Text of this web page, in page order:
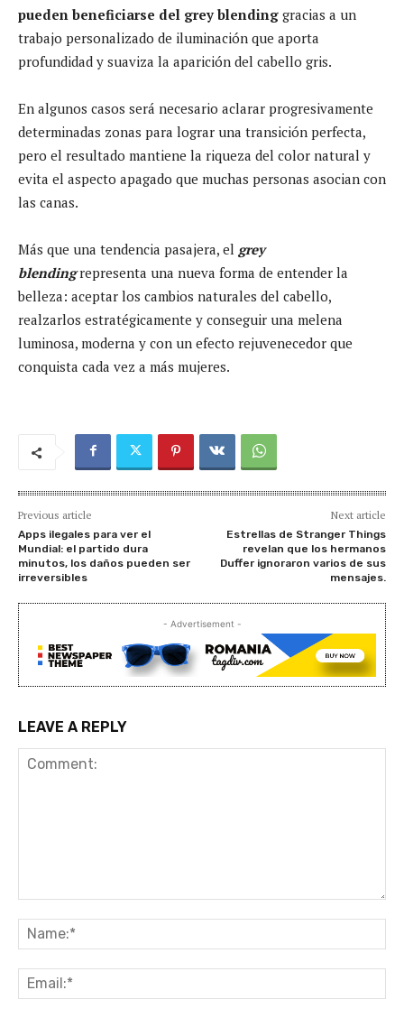
pueden beneficiarse del grey blending gracias a un
trabajo personalizado de iluminación que aporta
profundidad y suaviza la aparición del cabello gris.
En algunos casos será necesario aclarar progresivamente
determinadas zonas para lograr una transición perfecta,
pero el resultado mantiene la riqueza del color natural y
evita el aspecto apagado que muchas personas asocian con
las canas.
Más que una tendencia pasajera, el grey
blendingrepresenta una nueva forma de entender la
belleza: aceptar los cambios naturales del cabello,
realzarlos estratégicamente y conseguir una melena
luminosa, moderna y con un efecto rejuvenecedor que
conquista cada vez a más mujeres.
Previous article
Apps ilegales para ver el
Mundial: el partido dura
minutos, los daños pueden ser
irreversibles
Next article
Estrellas de Stranger Things
revelan que los hermanos
Duffer ignoraron varios de sus
mensajes.
- Advertisement -
LEAVE A REPLY